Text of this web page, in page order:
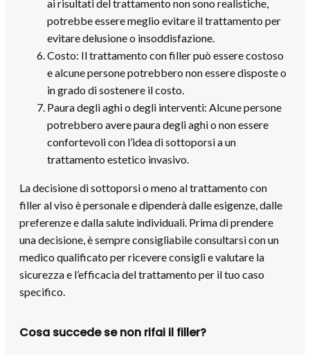
ai risultati del trattamento non sono realistiche,
potrebbe essere meglio evitare il trattamento per
evitare delusione o insoddisfazione.
Costo: Il trattamento con filler può essere costoso
e alcune persone potrebbero non essere disposte o
in grado di sostenere il costo.
Paura degli aghi o degli interventi: Alcune persone
potrebbero avere paura degli aghi o non essere
confortevoli con l’idea di sottoporsi a un
trattamento estetico invasivo.
La decisione di sottoporsi o meno al trattamento con
filler al viso è personale e dipenderà dalle esigenze, dalle
preferenze e dalla salute individuali. Prima di prendere
una decisione, è sempre consigliabile consultarsi con un
medico qualificato per ricevere consigli e valutare la
sicurezza e l’efficacia del trattamento per il tuo caso
specifico.
Cosa succede se non rifai il filler?